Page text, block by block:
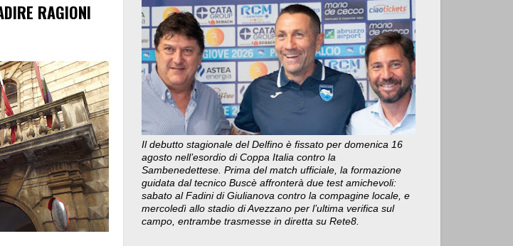
RAGIONI
Il debutto stagionale del Delfino è fissato per domenica 16
agosto nell’esordio di Coppa Italia contro la
Sambenedettese. Prima del match ufficiale, la formazione
guidata dal tecnico Buscè affronterà due test amichevoli:
sabato al Fadini di Giulianova contro la compagine locale, e
mercoledì allo stadio di Avezzano per l’ultima verifica sul
campo, entrambe trasmesse in diretta su Rete8.